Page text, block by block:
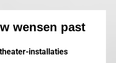
wensen past
installaties